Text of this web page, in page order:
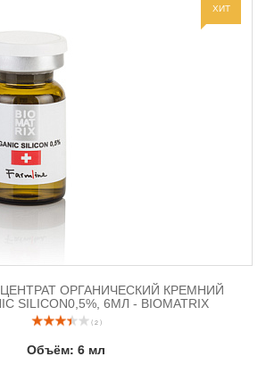
ХИТ
ОРГАНИЧЕСКИЙ КРЕМНИЙ
SILICON0,5%, 6МЛ - BIOMATRIX
( 2 )
Объём: 6 мл